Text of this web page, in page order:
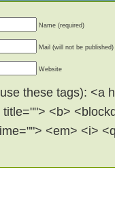
Name (required)
Mail (will not be published)
Website
these tags): <a
<b>
<em> <i>